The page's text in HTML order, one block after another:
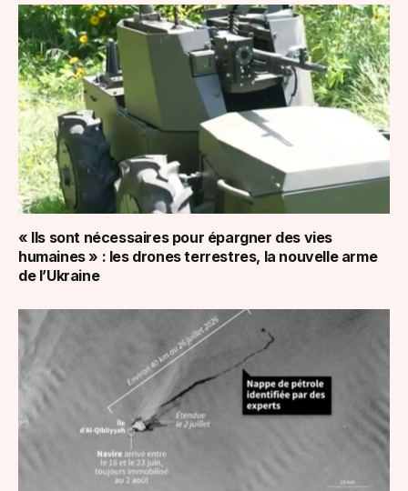
« Ils sont nécessaires pour épargner des vies
humaines » : les drones terrestres, la nouvelle arme
de l’Ukraine